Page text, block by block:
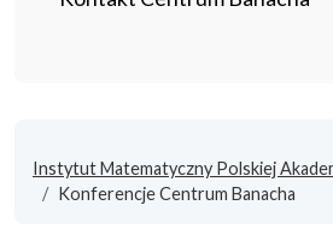
Instytut Matematyczny Polskiej
Konferencje Centrum Banacha